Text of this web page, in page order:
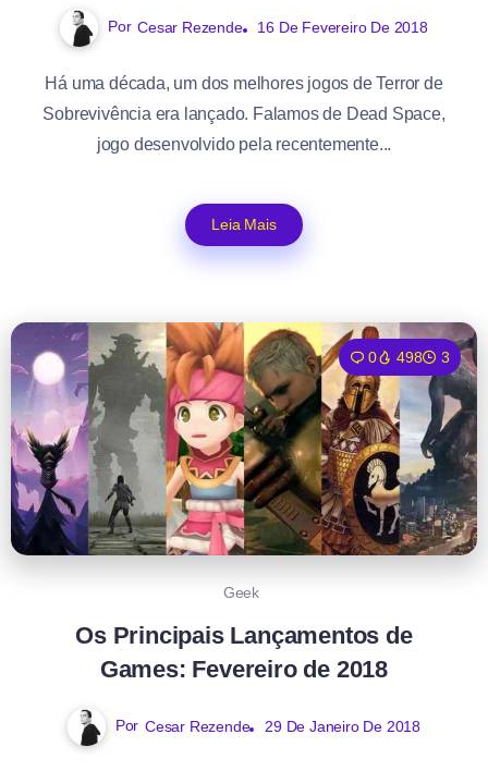
Por Cesar Rezende 16 De Fevereiro De 2018
Há uma década, um dos melhores jogos de Terror de
Sobrevivência era lançado. Falamos de Dead Space,
jogo desenvolvido pela recentemente...
Leia Mais
0 498 3
Geek
Os Principais Lançamentos de
Games: Fevereiro de 2018
Por Cesar Rezende 29 De Janeiro De 2018